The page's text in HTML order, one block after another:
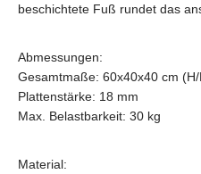
beschichtete Fuß rundet das
Abmessungen:
Gesamtmaße: 60x40x40 cm (H/
Plattenstärke: 18 mm
Max. Belastbarkeit: 30 kg
Material: